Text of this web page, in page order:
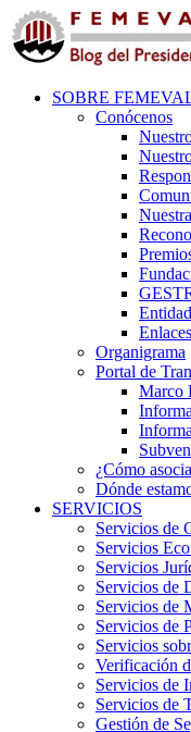
SOBRE
Conócenos
Organigrama
Portal de
Marco
¿Cómo
Dónde
SERVICIOS
Servicios de
Servicios
Servicios
Servicios de
Servicios de
Servicios de
Servicios
Verificación
Servicios de
Servicios de
Gestión de